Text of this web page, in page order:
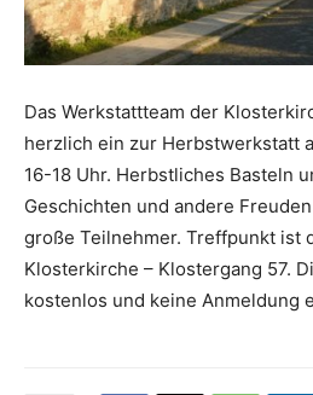
Das Werkstattteam der
herzlich ein zur Herbstwerkstatt
16-18 Uhr. Herbstliches Basteln
Geschichten und andere
große Teilnehmer. Treffpunkt ist
Klosterkirche – Klostergang 57.
kostenlos und keine Anmeldung